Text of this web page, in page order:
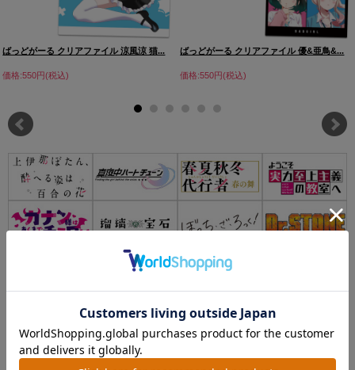
ばっどがーる クリアファイル 涼風涼 猫...
価格:550円(税込)
ばっどがーる クリアファイル 優&亜鳥&...
価格:550円(税込)